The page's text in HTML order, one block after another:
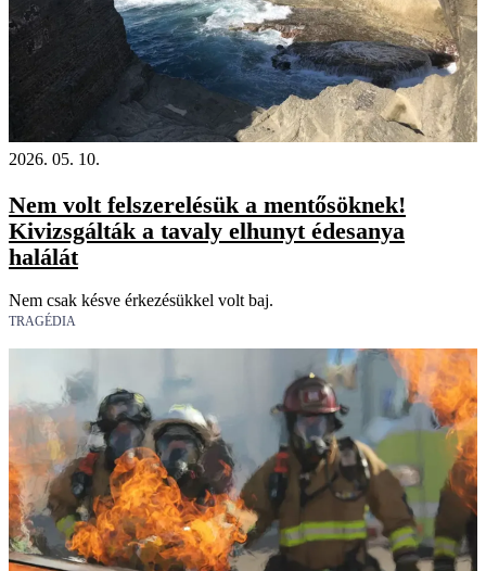
2026. 05. 10.
Nem volt felszerelésük a mentősöknek!
Kivizsgálták a tavaly elhunyt édesanya
halálát
Nem csak késve érkezésükkel volt baj.
TRAGÉDIA